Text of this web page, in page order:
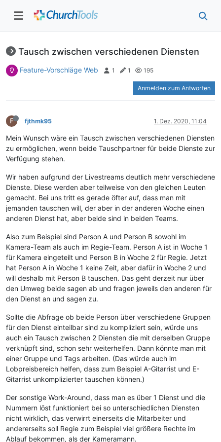
Tausch zwischen verschiedenen Diensten
Feature-Vorschläge Web 1 1 195
Anmelden zum Antworten
F fjthmk95 1. Dez. 2020, 11:04
Mein Wunsch wäre ein Tausch zwischen verschiedenen Diensten
zu ermöglichen, wenn beide Tauschpartner für beide Dienste zur
Verfügung stehen.
Wir haben aufgrund der Livestreams deutlich mehr verschiedene
Dienste. Diese werden aber teilweise von den gleichen Leuten
gemacht. Bei uns tritt es gerade öfter auf, dass man mit
jemanden tauschen will, der aber in der anderen Woche einen
anderen Dienst hat, aber beide sind in beiden Teams.
Also zum Beispiel sind Person A und Person B sowohl im
Kamera-Team als auch im Regie-Team. Person A ist in Woche 1
für Kamera eingeteilt und Person B in Woche 2 für Regie. Jetzt
hat Person A in Woche 1 keine Zeit, aber dafür in Woche 2 und
will deshalb mit Person B tauschen. Das geht derzeit nur über
den Umweg beide sagen ab und fragen jeweils den anderen für
den Dienst an und sagen zu.
Sollte die Abfrage ob beide Person über verschiedene Gruppen
für den Dienst einteilbar sind zu kompliziert sein, würde uns
auch ein Tausch zwischen 2 Diensten die mit derselben Gruppe
verknüpft sind, schon sehr weiterhelfen. Dann könnte man mit
einer Gruppe und Tags arbeiten. (Das würde auch im
Lobpreisbereich helfen, dass zum Beispiel A-Gitarrist und E-
Gitarrist unkomplizierter tauschen können.)
Der sonstige Work-Around, dass man es über 1 Dienst und die
Nummern löst funktioniert bei so unterschiedlichen Diensten
nicht wirklich, das verwirrt einerseits die Mitarbeiter und
andererseits soll Regie zum Beispiel viel größere Rechte im
Ablauf bekommen, als der Kameramann.